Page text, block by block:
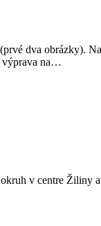
dva
výprava na…
v centre Žiliny